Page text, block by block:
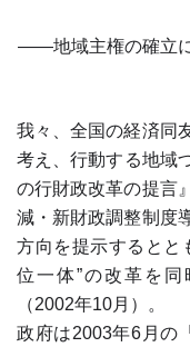
――地域主権の確立
我々、全国の経済同
考え、行動する地域
の行財政改革の提言
減・新財政調整制度
方向を提示するとと
位一体”の改革を
（2002年10月）。
政府は2003年6月の